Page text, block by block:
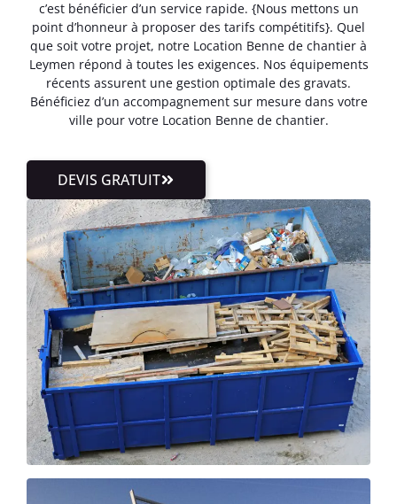
c’est bénéficier d’un service rapide. {Nous mettons un
point d’honneur à proposer des tarifs compétitifs}. Quel
que soit votre projet, notre Location Benne de chantier à
Leymen répond à toutes les exigences. Nos équipements
récents assurent une gestion optimale des gravats.
Bénéficiez d’un accompagnement sur mesure dans votre
ville pour votre Location Benne de chantier.
DEVIS GRATUIT